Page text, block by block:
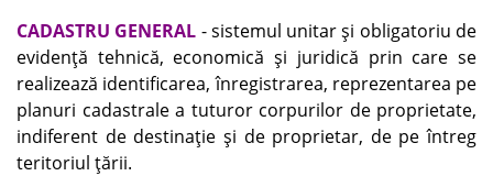
CADASTRU GENERAL - sistemul unitar şi obligatoriu de
evidenţă tehnică, economică şi juridică prin care se
realizează identificarea, înregistrarea, reprezentarea pe
planuri cadastrale a tuturor corpurilor de proprietate,
indiferent de destinaţie şi de proprietar, de pe întreg
teritoriul ţării.